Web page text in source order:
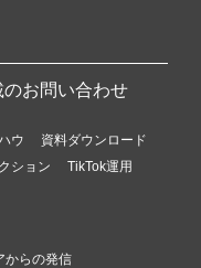
のお問い合わせ
ウ
資料ダウンロード
ション
TikTok運用
からの発信